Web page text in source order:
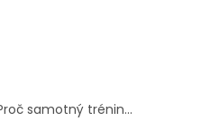
samotný trénin...